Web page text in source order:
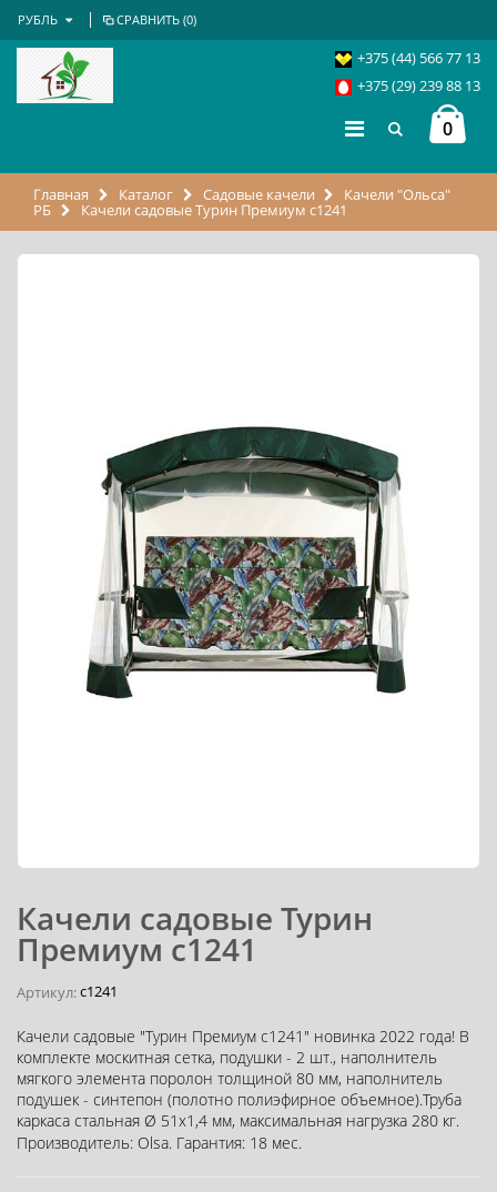
РУБЛЬ СРАВНИТЬ (0)
+375 (44) 566 77 13
+375 (29) 239 88 13
0
Главная Каталог Садовые качели Качели "Ольса"
РБ Качели садовые Турин Премиум с1241
Качели садовые Турин
Премиум с1241
Артикул:с1241
Качели садовые "Турин Премиум с1241" новинка 2022 года! В
комплекте москитная сетка, подушки - 2 шт., наполнитель
мягкого элемента поролон толщиной 80 мм, наполнитель
подушек - синтепон (полотно полиэфирное объемное).Труба
каркаса стальная Ø 51х1,4 мм, максимальная нагрузка 280 кг.
Производитель: Olsa. Гарантия: 18 мес.